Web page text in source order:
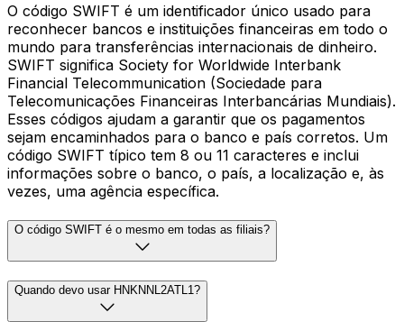
O código SWIFT é um identificador único usado para
reconhecer bancos e instituições financeiras em todo o
mundo para transferências internacionais de dinheiro.
SWIFT significa Society for Worldwide Interbank
Financial Telecommunication (Sociedade para
Telecomunicações Financeiras Interbancárias Mundiais).
Esses códigos ajudam a garantir que os pagamentos
sejam encaminhados para o banco e país corretos. Um
código SWIFT típico tem 8 ou 11 caracteres e inclui
informações sobre o banco, o país, a localização e, às
vezes, uma agência específica.
O código SWIFT é o mesmo em todas as filiais?
Quando devo usar HNKNNL2ATL1?